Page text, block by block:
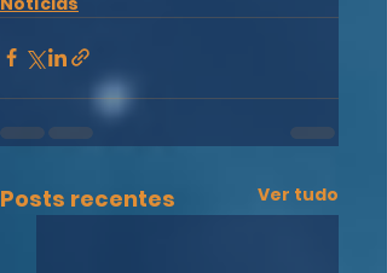
Posts recentes Ver tudo